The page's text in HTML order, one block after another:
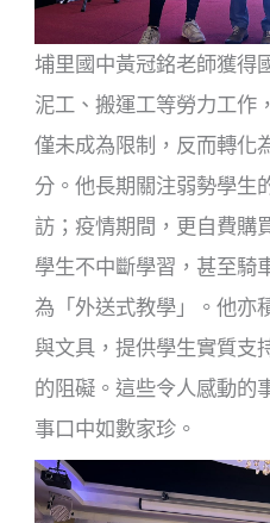
埔里國中黃冠銘老師獲得
泥工、搬運工等勞力工作
僅未成為限制，反而轉化
分。他長期關注弱勢學生
訪；疫情期間，更自費購
學生不中斷學習，甚至騎
為「外送式教學」。他亦
與文具，提供學生實質支
的阻礙。這些令人感動的
事口中如數家珍。